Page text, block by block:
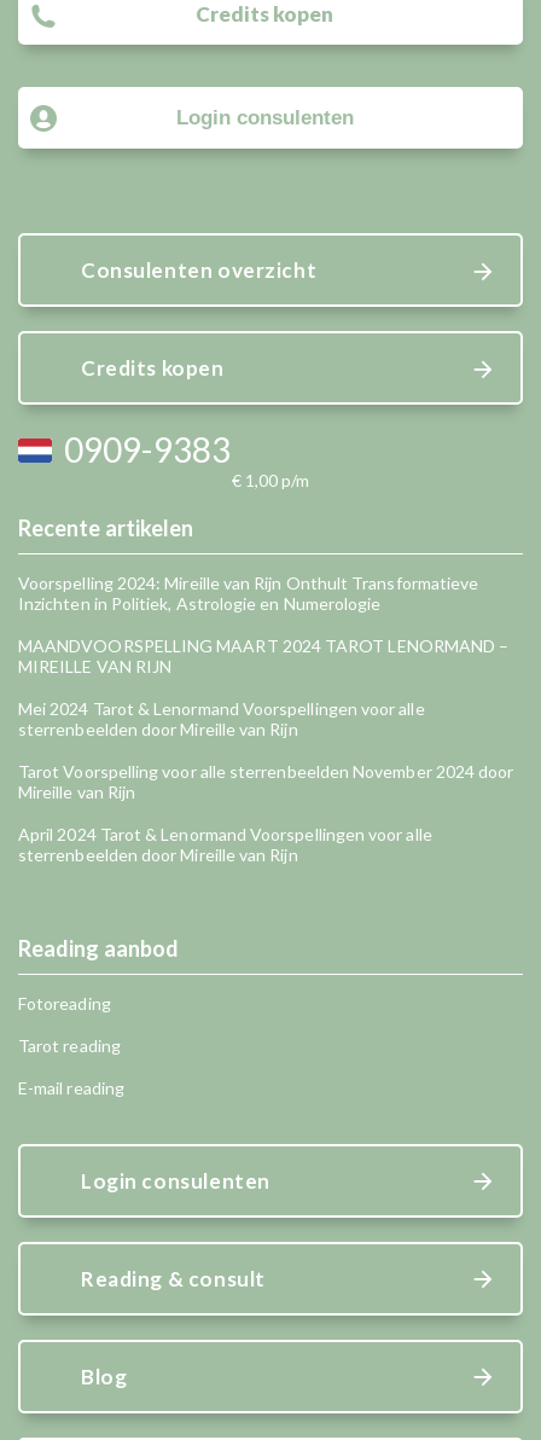
Credits kopen
Login consulenten
Consulenten overzicht
Credits kopen
0909-9383
€ 1,00 p/m
Recente artikelen
Voorspelling 2024: Mireille van Rijn Onthult Transformatieve
Inzichten in Politiek, Astrologie en Numerologie
MAANDVOORSPELLING MAART 2024 TAROT LENORMAND –
MIREILLE VAN RIJN
Mei 2024 Tarot & Lenormand Voorspellingen voor alle
sterrenbeelden door Mireille van Rijn
Tarot Voorspelling voor alle sterrenbeelden November 2024 door
Mireille van Rijn
April 2024 Tarot & Lenormand Voorspellingen voor alle
sterrenbeelden door Mireille van Rijn
Reading aanbod
Fotoreading
Tarot reading
E-mail reading
Login consulenten
Reading & consult
Blog